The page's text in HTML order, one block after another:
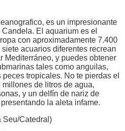
es un impresionante
El aquarium es el
con aproximadamente 7.400
acuarios diferentes recrean
Mediterráneo, y puedes obtener
tales como anguilas,
tropicales. No te pierdas el
de litros de agua,
y un delfín de nariz de
la aleta infame.
Seu/Catedral)